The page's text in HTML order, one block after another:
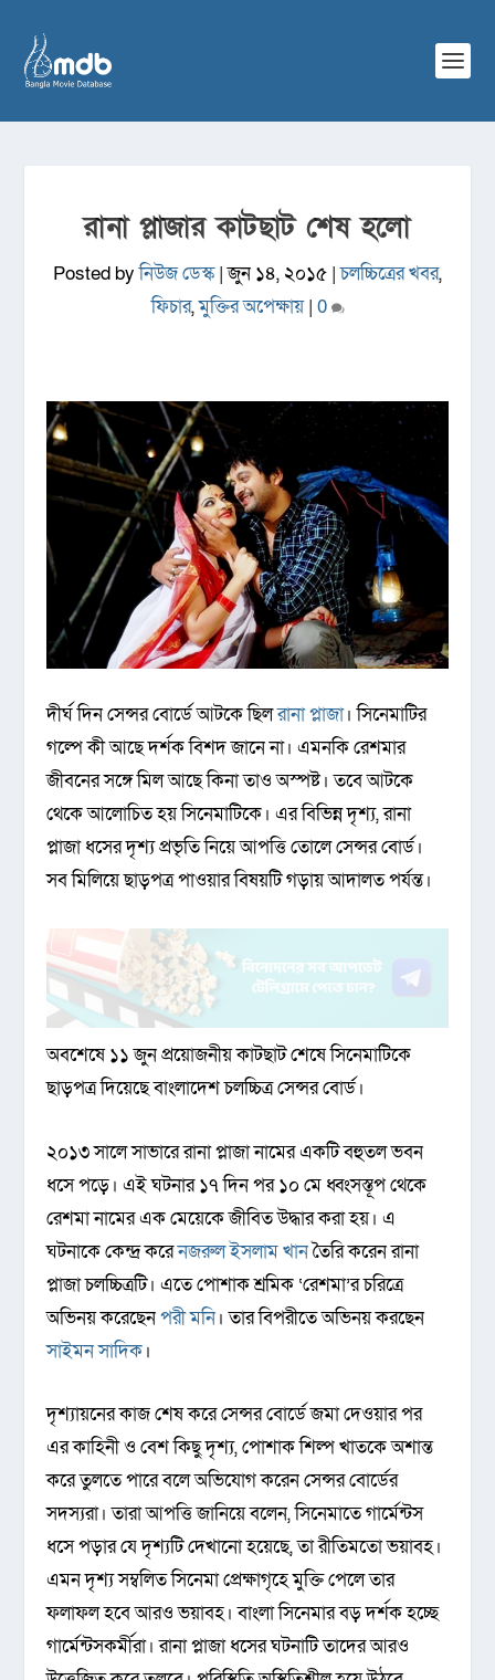
রানা প্লাজার কাটছাট শেষ হলো
Posted byনিউজ ডেস্ক|জুন ১৪, ২০১৫ |চলচ্চিত্রের খবর,
ফিচার,মুক্তির অপেক্ষায়| 0
দীর্ঘ দিন সেন্সর বোর্ডে আটকে ছিলরানা প্লাজা। সিনেমাটির
গল্পে কী আছে দর্শক বিশদ জানে না। এমনকি রেশমার
জীবনের সঙ্গে মিল আছে কিনা তাও অস্পষ্ট। তবে আটকে
থেকে আলোচিত হয় সিনেমাটিকে। এর বিভিন্ন দৃশ্য, রানা
প্লাজা ধসের দৃশ্য প্রভৃতি নিয়ে আপত্তি তোলে সেন্সর বোর্ড।
সব মিলিয়ে ছাড়পত্র পাওয়ার বিষয়টি গড়ায় আদালত পর্যন্ত।
অবশেষে ১১ জুন প্রয়োজনীয় কাটছাট শেষে সিনেমাটিকে
ছাড়পত্র দিয়েছে বাংলাদেশ চলচ্চিত্র সেন্সর বোর্ড।
২০১৩ সালে সাভারে রানা প্লাজা নামের একটি বহুতল ভবন
ধসে পড়ে। এই ঘটনার ১৭ দিন পর ১০ মে ধ্বংসস্তূপ থেকে
রেশমা নামের এক মেয়েকে জীবিত উদ্ধার করা হয়। এ
ঘটনাকে কেন্দ্র করেনজরুল ইসলাম খানতৈরি করেন রানা
প্লাজা চলচ্চিত্রটি। এতে পোশাক শ্রমিক ‘রেশমা’র চরিত্রে
অভিনয় করেছেনপরী মনি। তার বিপরীতে অভিনয় করছেন
সাইমন সাদিক।
দৃশ্যায়নের কাজ শেষ করে সেন্সর বোর্ডে জমা দেওয়ার পর
এর কাহিনী ও বেশ কিছু দৃশ্য, পোশাক শিল্প খাতকে অশান্ত
করে তুলতে পারে বলে অভিযোগ করেন সেন্সর বোর্ডের
সদস্যরা। তারা আপত্তি জানিয়ে বলেন, সিনেমাতে গার্মেন্টস
ধসে পড়ার যে দৃশ্যটি দেখানো হয়েছে, তা রীতিমতো ভয়াবহ।
এমন দৃশ্য সম্বলিত সিনেমা প্রেক্ষাগৃহে মুক্তি পেলে তার
ফলাফল হবে আরও ভয়াবহ। বাংলা সিনেমার বড় দর্শক হচ্ছে
গার্মেন্টসকর্মীরা। রানা প্লাজা ধসের ঘটনাটি তাদের আরও